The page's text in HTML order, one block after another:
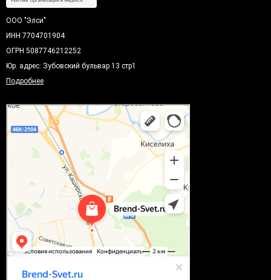
ООО "Элси"
ИНН 7704701904
ОГРН 5087746212252
Юр. адрес: Зубовский бульвар 13 стр1
Подробнее